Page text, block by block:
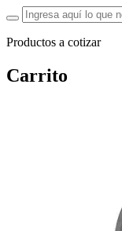
Productos a cotizar
Carrito